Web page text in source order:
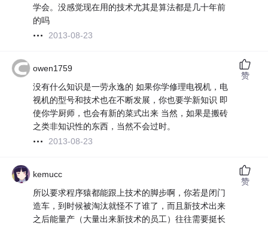
学会。没感觉现在用的技术尤其是算法都是几十年前
的吗
2013-08-23
owen1759
没有什么知识是一劳永逸的 如果你学修理电视机，电
视机的型号和技术也在不断发展，你也要学新知识 即
使你学厨师，也会有新的菜式出来 当然，如果是搬砖
之类非知识性的东西，当然不会过时。
2013-08-23
赞
kemucc
所以要求程序猿都能跟上技术的脚步啊，你若是闭门
造车，到时候被淘汰就怪不了谁了，而且新技术出来
之后能量产（大量出来新技术的员工）往往需要挺长
赞